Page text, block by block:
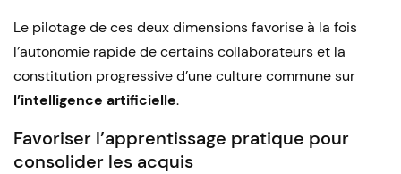
Le pilotage de ces deux dimensions favorise à la fois
l’autonomie rapide de certains collaborateurs et la
constitution progressive d’une culture commune sur
l’intelligence artificielle.
Favoriser l’apprentissage pratique pour
consolider les acquis